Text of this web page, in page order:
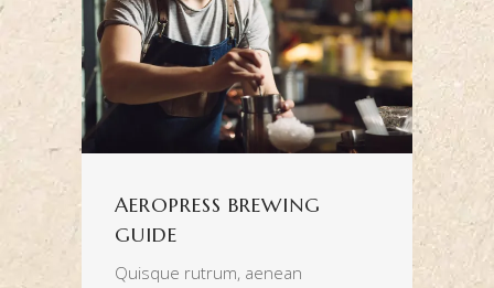
AEROPRESS BREWING
GUIDE
Quisque rutrum, aenean